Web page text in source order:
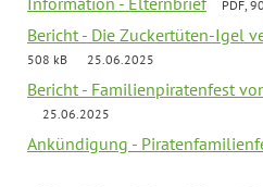
PDF,
Bericht - Die Zuckertüten-Igel
508 kB
25.06.2025
Bericht - Familienpiratenfest
25.06.2025
Ankündigung -